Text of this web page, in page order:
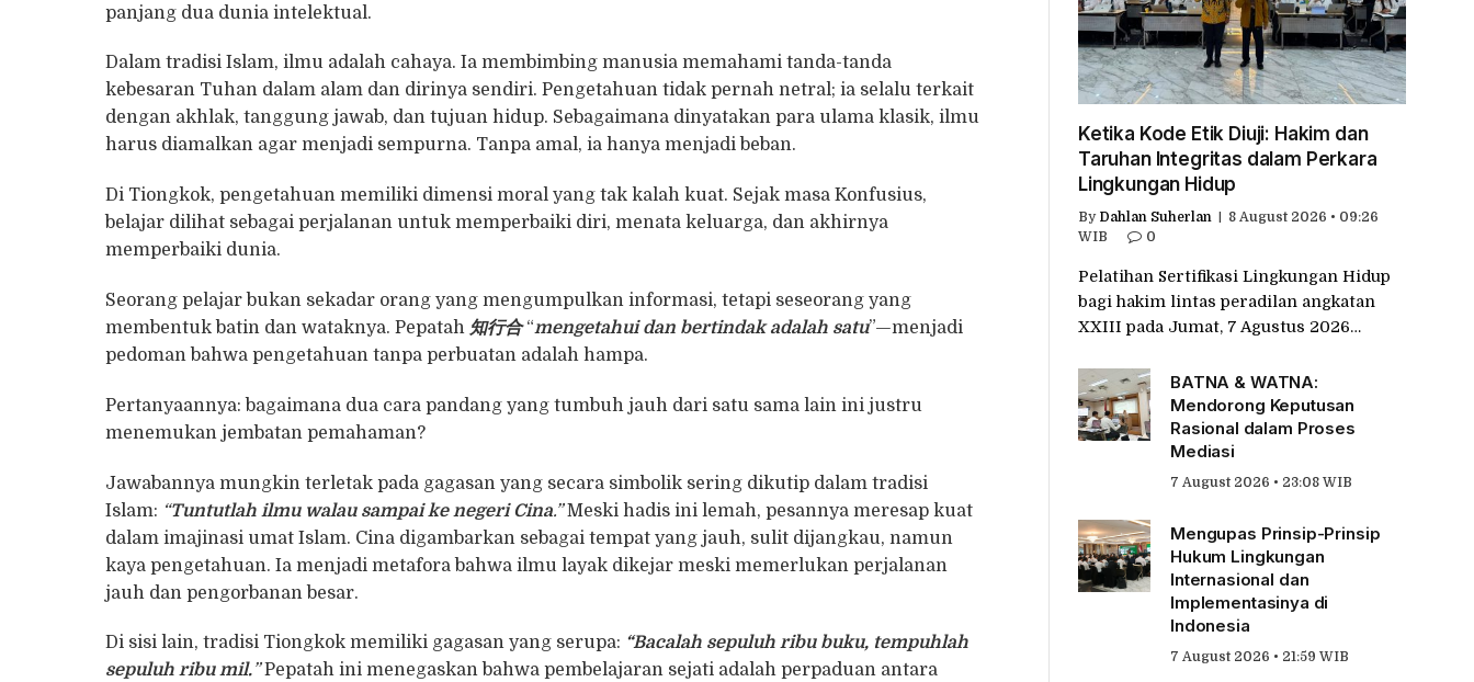
panjang dua dunia intelektual.
Dalam tradisi Islam, ilmu adalah cahaya. Ia membimbing manusia memahami tanda-tanda
kebesaran Tuhan dalam alam dan dirinya sendiri. Pengetahuan tidak pernah netral; ia selalu terkait
dengan akhlak, tanggung jawab, dan tujuan hidup. Sebagaimana dinyatakan para ulama klasik, ilmu
harus diamalkan agar menjadi sempurna. Tanpa amal, ia hanya menjadi beban.
Di Tiongkok, pengetahuan memiliki dimensi moral yang tak kalah kuat. Sejak masa Konfusius,
belajar dilihat sebagai perjalanan untuk memperbaiki diri, menata keluarga, dan akhirnya
memperbaiki dunia.
Seorang pelajar bukan sekadar orang yang mengumpulkan informasi, tetapi seseorang yang
membentuk batin dan wataknya. Pepatah 知行合 “mengetahui dan bertindak adalah satu”—menjadi
pedoman bahwa pengetahuan tanpa perbuatan adalah hampa.
Pertanyaannya: bagaimana dua cara pandang yang tumbuh jauh dari satu sama lain ini justru
menemukan jembatan pemahaman?
Jawabannya mungkin terletak pada gagasan yang secara simbolik sering dikutip dalam tradisi
Islam: “Tuntutlah ilmu walau sampai ke negeri Cina.”Meski hadis ini lemah, pesannya meresap kuat
dalam imajinasi umat Islam. Cina digambarkan sebagai tempat yang jauh, sulit dijangkau, namun
kaya pengetahuan. Ia menjadi metafora bahwa ilmu layak dikejar meski memerlukan perjalanan
jauh dan pengorbanan besar.
Di sisi lain, tradisi Tiongkok memiliki gagasan yang serupa: “Bacalah sepuluh ribu buku, tempuhlah
sepuluh ribu mil.”Pepatah ini menegaskan bahwa pembelajaran sejati adalah perpaduan antara
Ketika Kode Etik Diuji: Hakim dan
Taruhan Integritas dalam Perkara
Lingkungan Hidup
By Dahlan Suherlan
8 August 2026 • 09:26
WIB
0
Pelatihan Sertifikasi Lingkungan Hidup
bagi hakim lintas peradilan angkatan
XXIII pada Jumat, 7 Agustus 2026…
BATNA & WATNA:
Mendorong Keputusan
Rasional dalam Proses
Mediasi
7 August 2026 • 23:08 WIB
Mengupas Prinsip-Prinsip
Hukum Lingkungan
Internasional dan
Implementasinya di
Indonesia
7 August 2026 • 21:59 WIB